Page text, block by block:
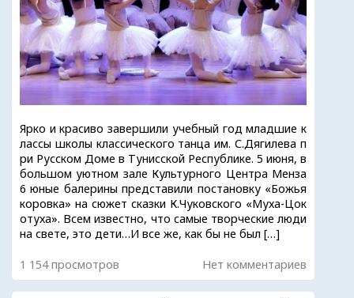
Ярко и красиво завершили учебный год младшие к
лассы школы классического танца им. С.Дягилева п
ри Русском Доме в Тунисской Республике. 5 июня, в
большом уютном зале Культурного Центра Менза
6 юные балерины представили постановку «Божья
коровка» на сюжет сказки К.Чуковского «Муха-Цок
отуха». Всем известно, что самые творческие люди
на свете, это дети…И все же, как бы не был […]
1 154 просмотров Нет комментариев